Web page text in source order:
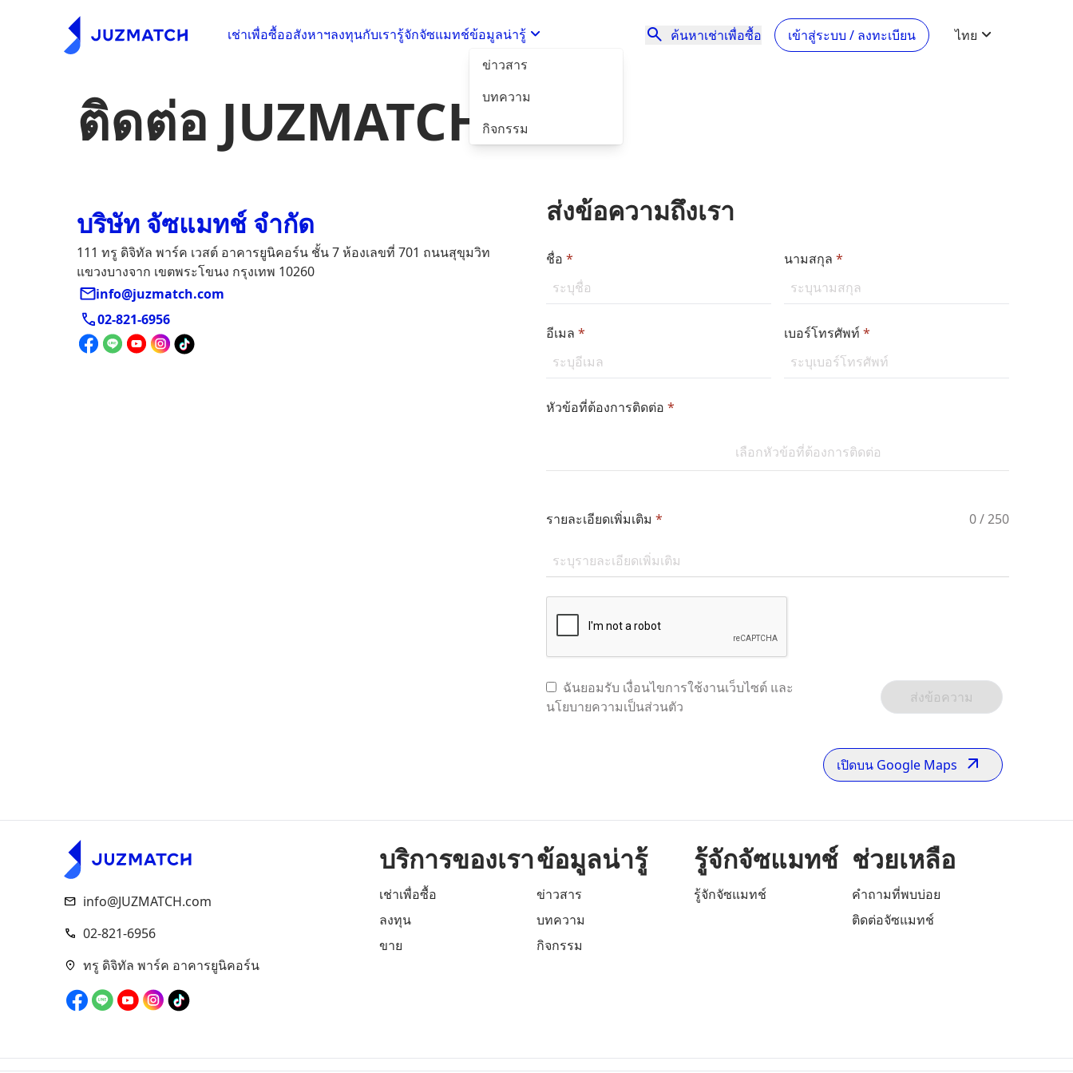
เช่าเพื่อซื้ออสังหาฯลงทุนกับเรารู้จักจัซแมทช์ข้อมูลน่ารู้
ข่าวสาร
บทความ
กิจกรรม
ค้นหาเช่าเพื่อซื้อ เข้าสู่ระบบ / ลงทะเบียน ไทย
ติดต่อ JUZMATCH
บริษัท จัซแมทช์ จำกัด
111 ทรู ดิจิทัล พาร์ค เวสต์ อาคารยูนิคอร์น ชั้น 7 ห้องเลขที่ 701 ถนนสุขุมวิท
แขวงบางจาก เขตพระโขนง กรุงเทพ 10260
info@juzmatch.com
02-821-6956
ส่งข้อความถึงเรา
ชื่อ * นามสกุล *
อีเมล * เบอร์โทรศัพท์ *
หัวข้อที่ต้องการติดต่อ *
เลือกหัวข้อที่ต้องการติดต่อ
รายละเอียดเพิ่มเติม * 0/ 250
ฉันยอมรับ เงื่อนไขการใช้งานเว็บไซต์ และ
นโยบายความเป็นส่วนตัว
ส่งข้อความ
เปิดบน Google Maps
info@JUZMATCH.com
02-821-6956
ทรู ดิจิทัล พาร์ค อาคารยูนิคอร์น
บริการของเรา
เช่าเพื่อซื้อ
ลงทุน
ขาย
ข้อมูลน่ารู้
ข่าวสาร
บทความ
กิจกรรม
รู้จักจัซแมทช์
รู้จักจัซแมทช์
ช่วยเหลือ
คำถามที่พบบ่อย
ติดต่อจัซแมทช์